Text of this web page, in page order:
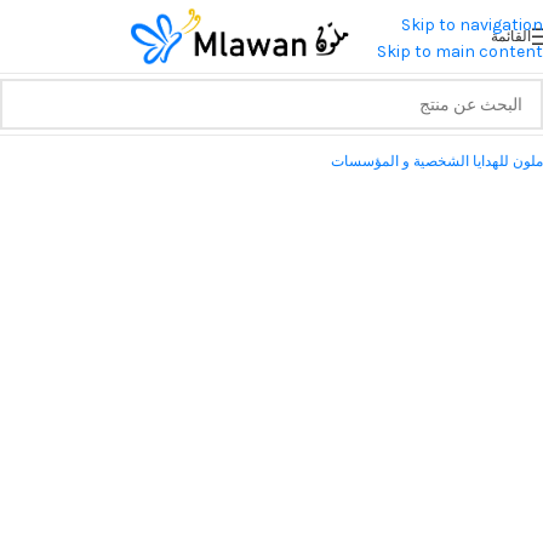
Skip to navigation
Skip to main content
القائمة
ملون للهدايا الشخصية و المؤسسات